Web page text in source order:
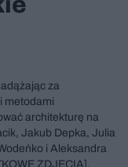
za
metodami
architekturę na
Jakub Depka, Julia
i Aleksandra
ZDJĘCIA].